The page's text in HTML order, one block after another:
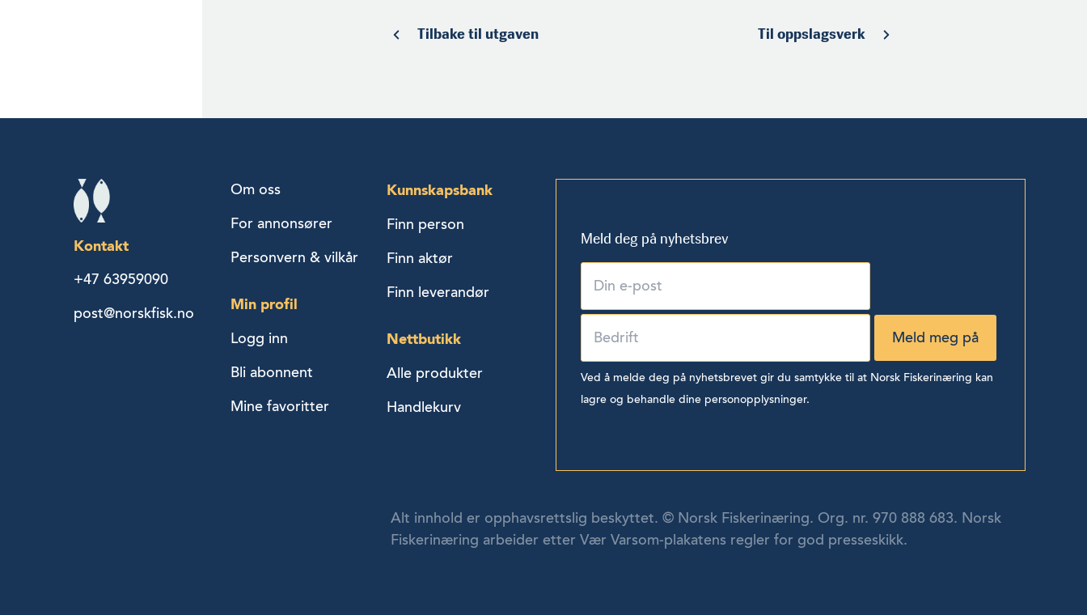
Tilbake til utgaven Til oppslagsverk
Kontakt
+47 63959090
post@norskfisk.no
Om oss
For annonsører
Personvern & vilkår
Min profil
Logg inn
Bli abonnent
Mine favoritter
Kunnskapsbank
Finn person
Finn aktør
Finn leverandør
Nettbutikk
Alle produkter
Handlekurv
Meld deg på nyhetsbrev
Ved å melde deg på nyhetsbrevet gir du samtykke til at Norsk Fiskerinæring kan
lagre og behandle dine personopplysninger.
Alt innhold er opphavsrettslig beskyttet. © Norsk Fiskerinæring. Org. nr. 970 888 683. Norsk
Fiskerinæring arbeider etter Vær Varsom-plakatens regler for god presseskikk.